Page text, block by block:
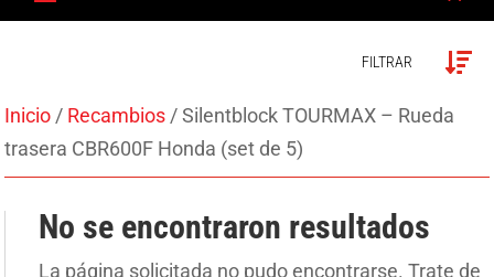
FILTRAR
Inicio / Recambios / Silentblock TOURMAX – Rueda
trasera CBR600F Honda (set de 5)
No se encontraron resultados
La página solicitada no pudo encontrarse. Trate de